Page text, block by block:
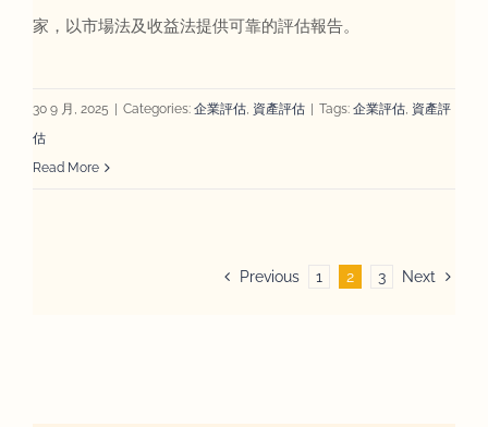
家，以市場法及收益法提供可靠的評估報告。
30 9 月, 2025 | Categories: 企業評估 資產評估 | Tags: 企業評估 資產評
估
Read More
Previous 1 2 3 Next